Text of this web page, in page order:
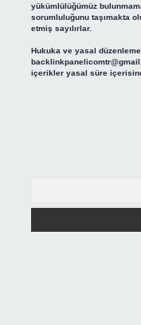
yükümlülüğümüz
sorumluluğunu taşımakta
etmiş sayılırlar.
Hukuka ve yasal
içerikler yasal süre